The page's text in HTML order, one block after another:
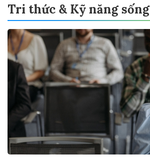
Tri thức & Kỹ năng sống